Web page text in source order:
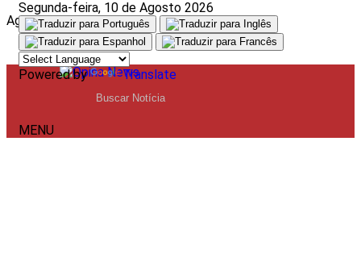
Aguarde, carregando...
Segunda-feira, 10 de Agosto 2026
Powered by Translate
MENU